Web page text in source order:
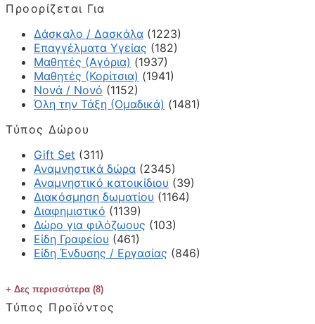
Προορίζεται Για
Δάσκαλο / Δασκάλα (1223)
Επαγγέλματα Υγείας (182)
Μαθητές (Αγόρια) (1937)
Μαθητές (Κορίτσια) (1941)
Νονά / Νονό (1152)
Όλη την Τάξη (Ομαδικά) (1481)
Τύπος Δώρου
Gift Set (311)
Αναμνηστικά δώρα (2345)
Αναμνηστικό κατοικίδιου (39)
Διακόσμηση δωματίου (1164)
Διαφημιστικό (1139)
Δώρο για φιλόζωους (103)
Είδη Γραφείου (461)
Είδη Ένδυσης / Εργασίας (846)
Δες περισσότερα (8)
Τύπος Προϊόντος